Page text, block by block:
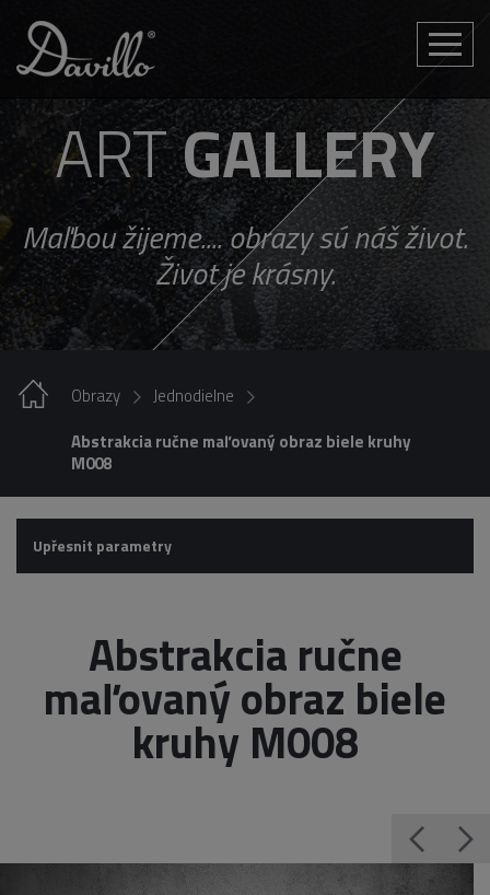
Toggle
ARTGALLERY
Maľbou žijeme.... obrazy sú náš život.
Život je krásny.
Obrazy
Jednodielne
Abstrakcia ručne maľovaný obraz biele kruhy
M008
Upřesnit parametry
Abstrakcia ručne
maľovaný obraz biele
kruhy M008